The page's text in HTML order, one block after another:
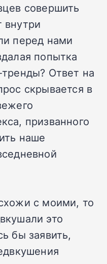
совершить
внутри
перед нами
попытка
Ответ на
скрывается в
призванного
наше
с моими, то
это
бы заявить,